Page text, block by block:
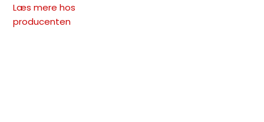
Læs mere hos
producenten